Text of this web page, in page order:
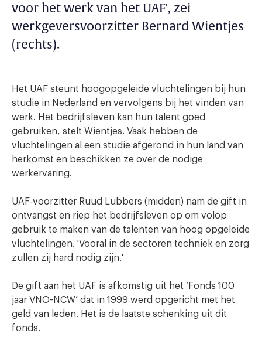
voor het werk van het UAF', zei
werkgeversvoorzitter Bernard Wientjes
(rechts).
Het UAF steunt hoogopgeleide vluchtelingen bij hun
studie in Nederland en vervolgens bij het vinden van
werk. Het bedrijfsleven kan hun talent goed
gebruiken, stelt Wientjes. Vaak hebben de
vluchtelingen al een studie afgerond in hun land van
herkomst en beschikken ze over de nodige
werkervaring.
UAF-voorzitter Ruud Lubbers (midden) nam de gift in
ontvangst en riep het bedrijfsleven op om volop
gebruik te maken van de talenten van hoog opgeleide
vluchtelingen. 'Vooral in de sectoren techniek en zorg
zullen zij hard nodig zijn.'
De gift aan het UAF is afkomstig uit het ‘Fonds 100
jaar VNO-NCW’ dat in 1999 werd opgericht met het
geld van leden. Het is de laatste schenking uit dit
fonds.